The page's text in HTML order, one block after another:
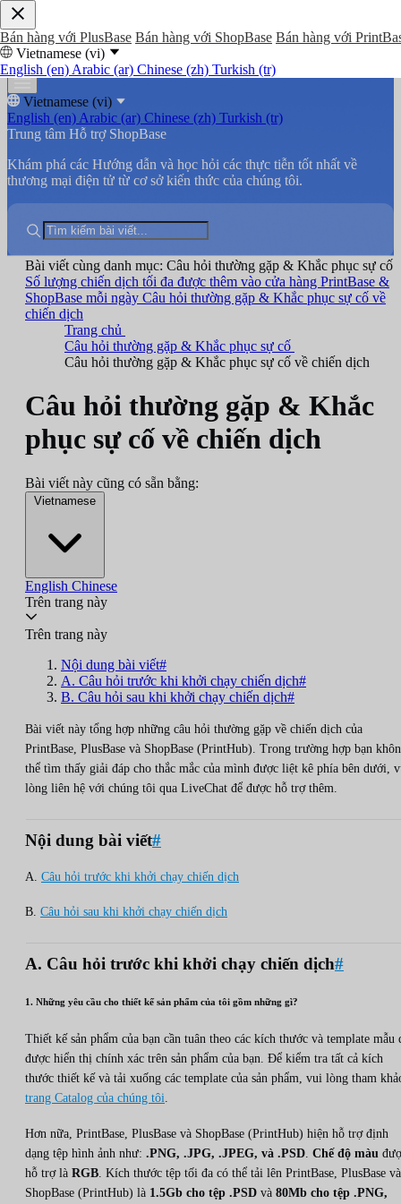
Bán hàng với PlusBase Bán hàng với ShopBase Bán hàng với
Vietnamese (vi)
English (en) Arabic (ar) Chinese (zh) Turkish (tr)
Vietnamese (vi)
English (en) Arabic (ar) Chinese (zh) Turkish (tr)
Trung tâm Hỗ trợ ShopBase
Khám phá các Hướng dẫn và học hỏi các thực tiễn tốt nhất về
thương mại điện tử từ cơ sở kiến thức của chúng tôi.
Bài viết cùng danh mục: Câu hỏi thường gặp & Khắc phục sự cố
Số lượng chiến dịch tối đa được thêm vào cửa hàng PrintBase &
ShopBase mỗi ngày Câu hỏi thường gặp & Khắc phục sự cố về
chiến dịch
Trang chủ
Câu hỏi thường gặp & Khắc phục sự cố
Câu hỏi thường gặp & Khắc phục sự cố về chiến dịch
Câu hỏi thường gặp & Khắc
phục sự cố về chiến dịch
Bài viết này cũng có sẵn bằng:
Vietnamese
English Chinese
Trên trang này
Trên trang này
Nội dung bài viết#
A. Câu hỏi trước khi khởi chạy chiến dịch#
B. Câu hỏi sau khi khởi chạy chiến dịch#
Bài viết này tổng hợp những câu hỏi thường gặp về chiến dịch của
PrintBase, PlusBase và ShopBase (PrintHub). Trong trường hợp bạn
thể tìm thấy giải đáp cho thắc mắc của mình được liệt kê phía bên dưới,
lòng liên hệ với chúng tôi qua LiveChat để được hỗ trợ thêm.
Nội dung bài viết#
A. Câu hỏi trước khi khởi chạy chiến dịch
B. Câu hỏi sau khi khởi chạy chiến dịch
A. Câu hỏi trước khi khởi chạy chiến dịch#
1. Những yêu cầu cho thiết kế sản phẩm của tôi gồm những gì?
Thiết kế sản phẩm của bạn cần tuân theo các kích thước và template mẫu
được hiển thị chính xác trên sản phẩm của bạn. Để kiểm tra tất cả kích
thước thiết kế và tải xuống các template của sản phẩm, vui lòng tham
trang Catalog của chúng tôi.
Hơn nữa, PrintBase, PlusBase và ShopBase (PrintHub) hiện hỗ trợ định
dạng tệp hình ảnh như: .PNG, .JPG, .JPEG, và .PSD Chế độ màu
hỗ trợ là RGB . Kích thước tệp tối đa có thể tải lên PrintBase, PlusBase và
ShopBase (PrintHub) là 1.5Gb cho tệp .PSD và 80Mb cho tệp .PNG,